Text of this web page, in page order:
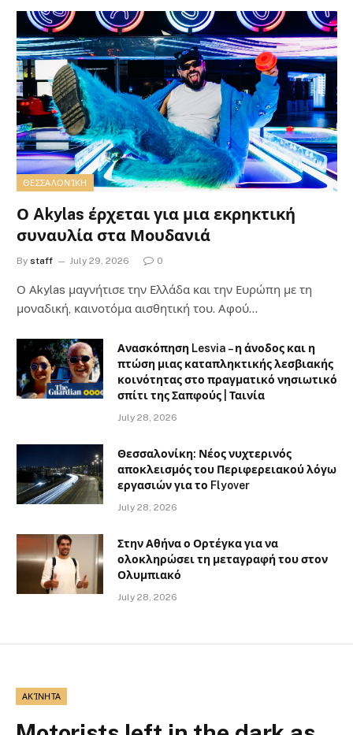
ΘΕΣΣΑΛΟΝΊΚΗ
Ο Akylas έρχεται για μια εκρηκτική
συναυλία στα Μουδανιά
By staff July 29, 2026 0
Ο Αkylas μαγνήτισε την Ελλάδα και την Ευρώπη με τη
μοναδική, καινοτόμα αισθητική του. Αφού…
Ανασκόπηση Lesvia – η άνοδος και η
πτώση μιας καταπληκτικής λεσβιακής
κοινότητας στο πραγματικό νησιωτικό
σπίτι της Σαπφούς | Ταινία
July 28, 2026
Θεσσαλονίκη: Νέος νυχτερινός
αποκλεισμός του Περιφερειακού λόγω
εργασιών για το Flyover
July 28, 2026
Στην Αθήνα ο Ορτέγκα για να
ολοκληρώσει τη μεταγραφή του στον
Ολυμπιακό
July 28, 2026
ΑΚΊΝΗΤΑ